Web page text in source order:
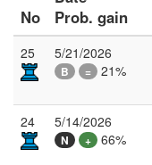
No
Prob. gain
25 5/21/2026
B = 21%
24 5/14/2026
N + 66%